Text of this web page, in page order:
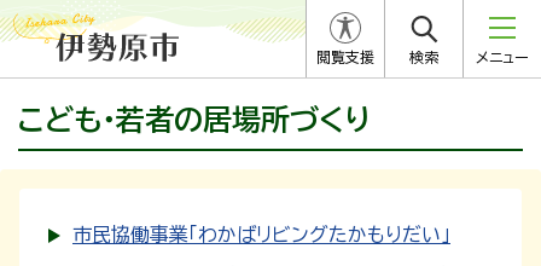
閲覧支援 検索 メニュー
こども・若者の居場所づくり
市民協働事業「わかばリビングたかもりだい」